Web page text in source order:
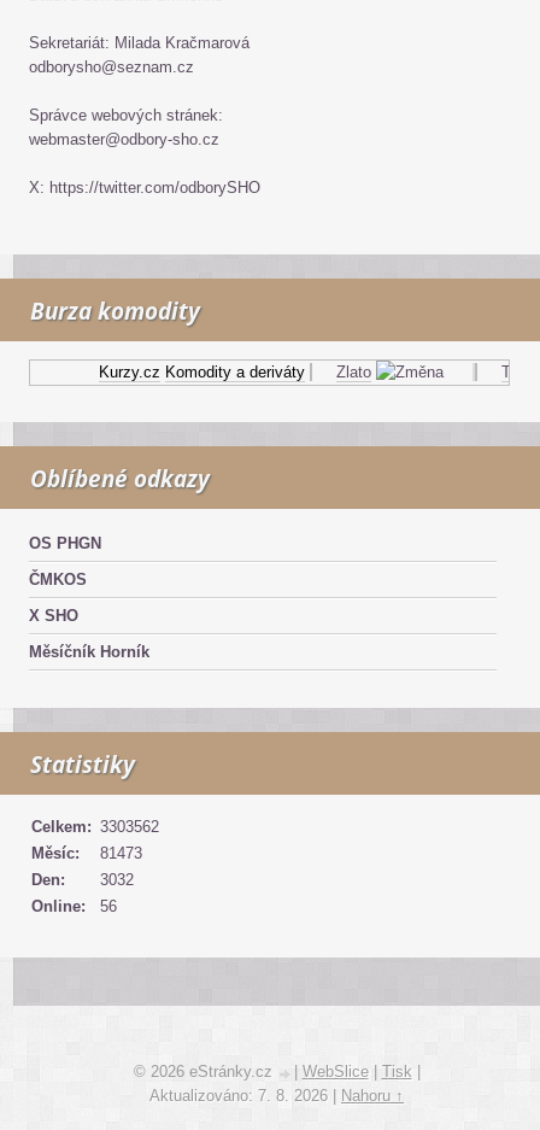
Sekretariát: Milada Kračmarová
odborysho@seznam.cz
Správce webových stránek:
webmaster@odbory-sho.cz
X: https://twitter.com/odborySHO
Burza komodity
Kurzy.cz Komodity a deriváty Zlato
Oblíbené odkazy
OS PHGN
ČMKOS
X SHO
Měsíčník Horník
Statistiky
Online: 56
Celkem: 3303562
Měsíc:
81473
Den:
3032
© 2026 eStránky.cz WebSlice Tisk
Aktualizováno: 7. 8. 2026
Nahoru ↑